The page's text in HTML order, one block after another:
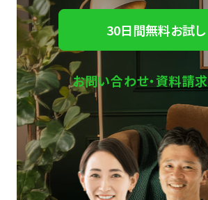
30日間無料お試し
お問い合わせ・資料請求